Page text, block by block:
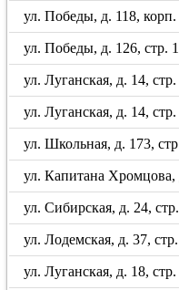
ул. Победы, д. 118, корп.
ул. Победы, д. 126, стр. 1
ул. Луганская, д. 14, стр.
ул. Луганская, д. 14, стр.
ул. Школьная, д. 173,
ул. Капитана Хромцова,
ул. Сибирская, д. 24, стр.
ул. Лодемская, д. 37, стр.
ул. Луганская, д. 18, стр.